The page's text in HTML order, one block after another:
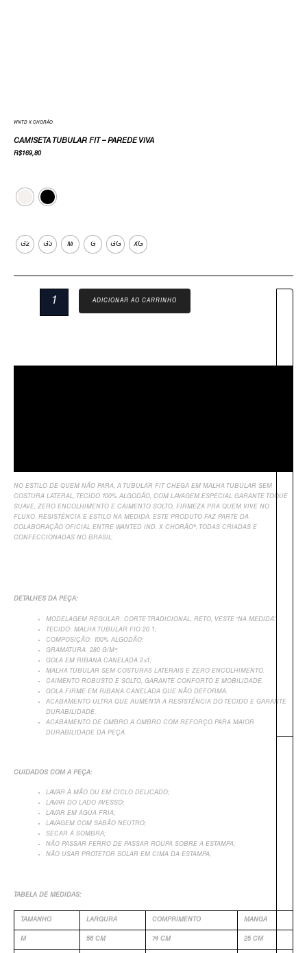
WNTD X CHORÃO
CAMISETA TUBULAR FIT – PAREDE VIVA
R$169,80
G2 G3 M G GG XG
ADICIONAR AO CARRINHO
NO ESTILO DE QUEM NÃO PARA, A TUBULAR FIT CHEGA EM MALHA TUBULAR SEM
COSTURA LATERAL, TECIDO 100% ALGODÃO, COM LAVAGEM ESPECIAL GARANTE TOQUE
SUAVE, ZERO ENCOLHIMENTO E CAIMENTO SOLTO, FIRMEZA PRA QUEM VIVE NO
FLUXO. RESISTÊNCIA E ESTILO NA MEDIDA. ESTE PRODUTO FAZ PARTE DA
COLABORAÇÃO OFICIAL ENTRE WANTED IND. X CHORÃO®, TODAS CRIADAS E
CONFECCIONADAS NO BRASIL.
DETALHES DA PEÇA:
MODELAGEM REGULAR: CORTE TRADICIONAL, RETO, VESTE “NA MEDIDA”.
TECIDO: MALHA TUBULAR FIO 20.1;
COMPOSIÇÃO: 100% ALGODÃO;
GRAMATURA: 280 G/M²;
GOLA EM RIBANA CANELADA 2×1;
MALHA TUBULAR SEM COSTURAS LATERAIS E ZERO ENCOLHIMENTO.
CAIMENTO ROBUSTO E SOLTO, GARANTE CONFORTO E MOBILIDADE.
GOLA FIRME EM RIBANA CANELADA QUE NÃO DEFORMA.
ACABAMENTO ULTRA QUE AUMENTA A RESISTÊNCIA DO TECIDO E GARANTE
DURABILIDADE.
ACABAMENTO DE OMBRO A OMBRO COM REFORÇO PARA MAIOR
DURABILIDADE DA PEÇA.
CUIDADOS COM A PEÇA:
LAVAR À MÃO OU EM CICLO DELICADO;
LAVAR DO LADO AVESSO;
LAVAR EM ÁGUA FRIA;
LAVAGEM COM SABÃO NEUTRO;
SECAR Á SOMBRA;
NÃO PASSAR FERRO DE PASSAR ROUPA SOBRE A ESTAMPA;
NÃO USAR PROTETOR SOLAR EM CIMA DA ESTAMPA;
TABELA DE MEDIDAS:
TAMANHO LARGURA COMPRIMENTO MANGA
M 56 CM 74 CM 25 CM